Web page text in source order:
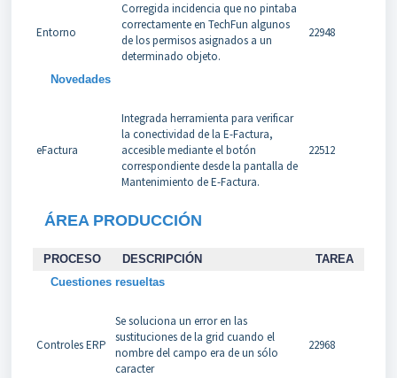
Entorno
Corregida incidencia que no pintaba
correctamente en TechFun algunos
de los permisos asignados a un
determinado objeto.
22948
Novedades
eFactura
Integrada herramienta para verificar
la conectividad de la E-Factura,
accesible mediante el botón
correspondiente desde la pantalla de
Mantenimiento de E-Factura.
22512
ÁREA PRODUCCIÓN
PROCESO DESCRIPCIÓN
TAREA
Cuestiones resueltas
Controles ERP
Se soluciona un error en las
sustituciones de la grid cuando el
nombre del campo era de un sólo
caracter
22968